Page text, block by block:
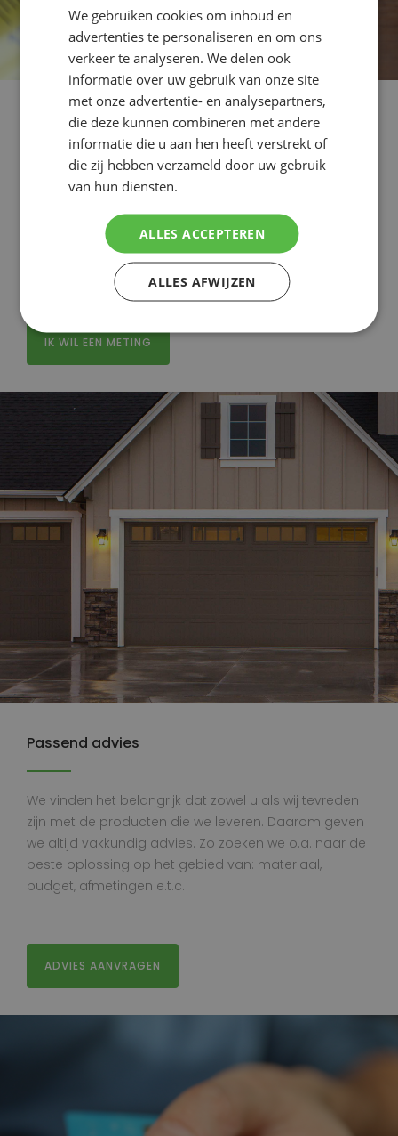
Altijd passend
Of u nu een nieuw zonnescherm wilt of een rolluik. Met
te meten. We komen kosteloos langs om de situatie
op te meten.
IK WIL EEN METING
Passend advies
We vinden het belangrijk dat zowel u als wij tevreden
zijn met de producten die we leveren. Daarom geven
we altijd vakkundig advies. Zo zoeken we o.a. naar de
beste oplossing op het gebied van: materiaal,
budget, afmetingen e.t.c.
ADVIES AANVRAGEN
We gebruiken cookies om inhoud en
advertenties te personaliseren en om ons
verkeer te analyseren. We delen ook
informatie over uw gebruik van onze site
met onze advertentie- en analysepartners,
die deze kunnen combineren met andere
informatie die u aan hen heeft verstrekt of
die zij hebben verzameld door uw gebruik
van hun diensten.
ALLES ACCEPTEREN
ALLES AFWIJZEN